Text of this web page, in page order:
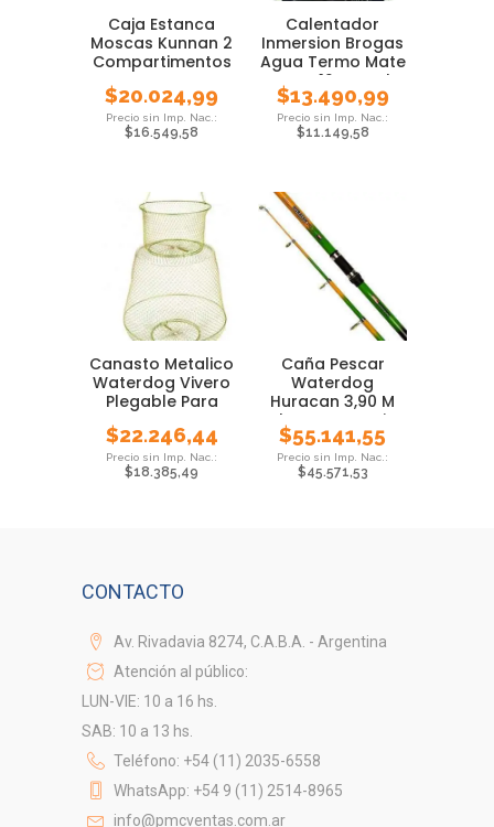
Caja Estanca
Moscas Kunnan 2
Compartimentos
$20.024,99
$16.549,58
Calentador
Inmersion Brogas
Agua Termo Mate
Auto 12v Local
$13.490,99
$11.149,58
Canasto Metalico
Waterdog Vivero
Plegable Para
Peces Pesca
$22.246,44
$18.385,49
Caña Pescar
Waterdog
Huracan 3,90 M
Telesc Mar Accion
Pesada
$55.141,55
$45.571,53
CONTACTO
Av. Rivadavia 8274, C.A.B.A. - Argentina
Atención al público:
LUN-VIE: 10 a 16 hs.
SAB: 10 a 13 hs.
Teléfono: +54 (11) 2035-6558
WhatsApp: +54 9 (11) 2514-8965
info@pmcventas.com.ar